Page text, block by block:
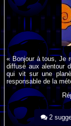
« Bonjour à tous, Je
diffusé aux alentour
qui vit sur une
responsable de la
2